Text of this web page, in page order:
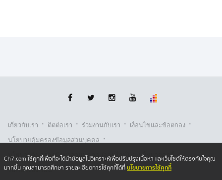
เกี่ยวกับเรา · ติตต่อเรา · ร่วมงานกับเรา · เงื่อนไขและข้อตกลง ·
นโยบายคุ้มครองข้อมูลส่วนบุคคล ·
นโยบายคุ้มครองข้อมูลส่วนบุคคล (ออนไลน์) · นโยบายคุกกี้ ·
รับเรื่องร้องเรียน
Ch7.com ใช้คุกกี้เพื่อที่จะได้นำข้อมูลไปวิเคราะห์เพื่อปรับปรุงเนื้อหา และเว็บไซต์ให้ตรงกับใจคุณ
มากขึ้น คุณสามารถศึกษา รายละเอียดการใช้คุกกี้ได้ที่นโยบายการใช้คุกกี้